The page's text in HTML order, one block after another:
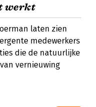
werkt
laten zien
medewerkers
die de natuurlijke
vernieuwing